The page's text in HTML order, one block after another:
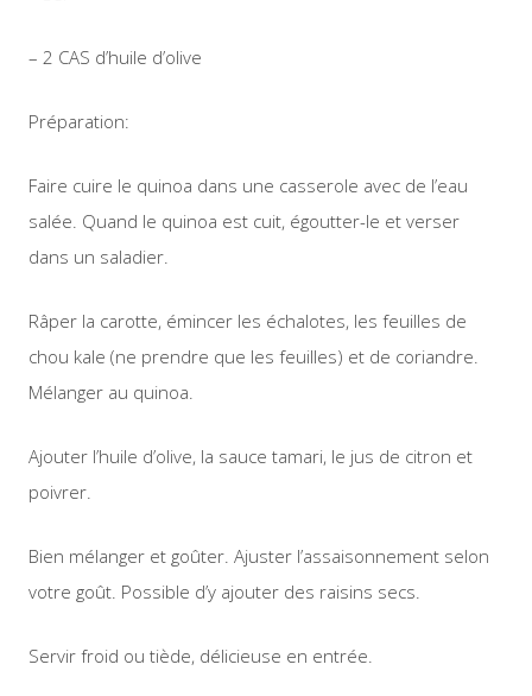
– 2 CAS d’huile d’olive
Préparation:
Faire cuire le quinoa dans une casserole avec de l’eau
salée. Quand le quinoa est cuit, égoutter-le et verser
dans un saladier.
Râper la carotte, émincer les échalotes, les feuilles de
chou kale (ne prendre que les feuilles) et de coriandre.
Mélanger au quinoa.
Ajouter l’huile d’olive, la sauce tamari, le jus de citron et
poivrer.
Bien mélanger et goûter. Ajuster l’assaisonnement selon
votre goût. Possible d’y ajouter des raisins secs.
Servir froid ou tiède, délicieuse en entrée.